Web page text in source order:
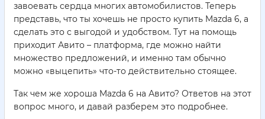
завоевать сердца многих автомобилистов. Теперь
представь, что ты хочешь не просто купить Mazda 6, а
сделать это с выгодой и удобством. Тут на помощь
приходит Авито – платформа, где можно найти
множество предложений, и именно там обычно
можно «выцепить» что-то действительно стоящее.
Так чем же хороша Mazda 6 на Авито? Ответов на этот
вопрос много, и давай разберем это подробнее.